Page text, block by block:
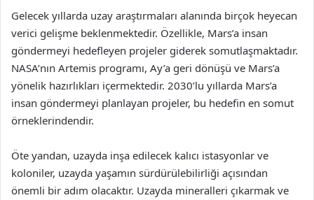
Gelecek yıllarda uzay araştırmaları alanında birçok heyecan
verici gelişme beklenmektedir. Özellikle, Mars’a insan
göndermeyi hedefleyen projeler giderek somutlaşmaktadır.
NASA’nın Artemis programı, Ay’a geri dönüşü ve Mars’a
yönelik hazırlıkları içermektedir. 2030’lu yıllarda Mars’a
insan göndermeyi planlayan projeler, bu hedefin en somut
örneklerindendir.
Öte yandan, uzayda inşa edilecek kalıcı istasyonlar ve
koloniler, uzayda yaşamın sürdürülebilirliği açısından
önemli bir adım olacaktır. Uzayda mineralleri çıkarmak ve